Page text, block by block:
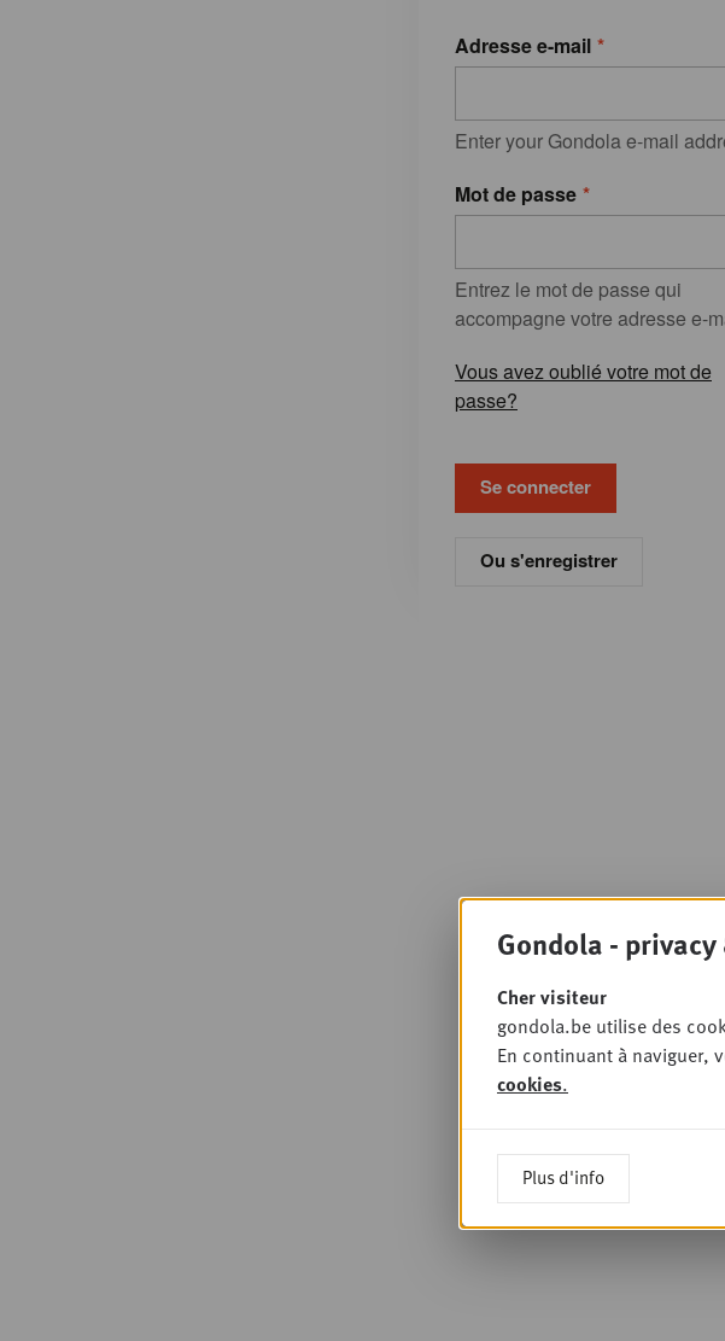
Adresse e-mail
Enter your Gondola e-mail
Mot de passe
Entrez le mot de passe qui
accompagne votre adresse e-
Vous avez oublié votre mot de
passe?
Ou s'enregistrer
Gondola -
Cher visiteur
gondola.be utilise des
En continuant à naviguer,
cookies.
Plus d'info